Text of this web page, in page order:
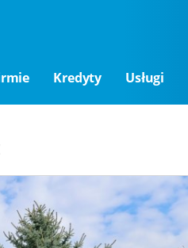
Kredyty Usługi